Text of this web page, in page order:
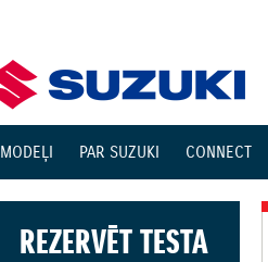
MODEĻI PAR SUZUKI CONNECT
REZERVĒT TESTA